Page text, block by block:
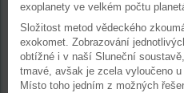
exoplanety ve velkém počtu
Složitost metod vědeckého
exokomet. Zobrazování
obtížné i v naší Sluneční
tmavé, avšak je zcela vyloučeno
Místo toho jedním z možných